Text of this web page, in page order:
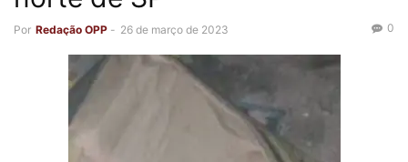
Por Redação OPP - 26 de março de 2023 0